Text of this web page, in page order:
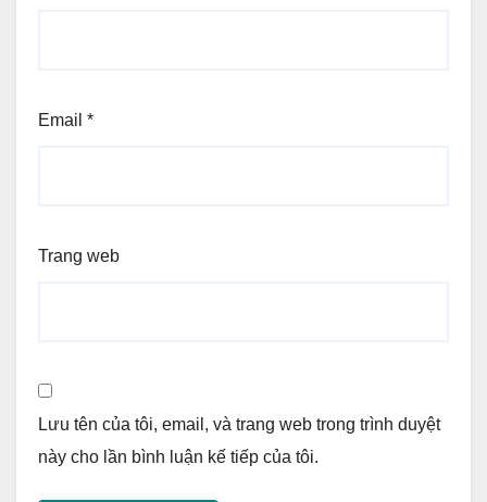
Email *
Trang web
Lưu tên của tôi, email, và trang web trong trình duyệt
này cho lần bình luận kế tiếp của tôi.